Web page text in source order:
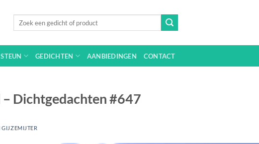
GEDICHTEN AANBIEDINGEN CONTACT
Dichtgedachten #647
GIJZEMIJTER